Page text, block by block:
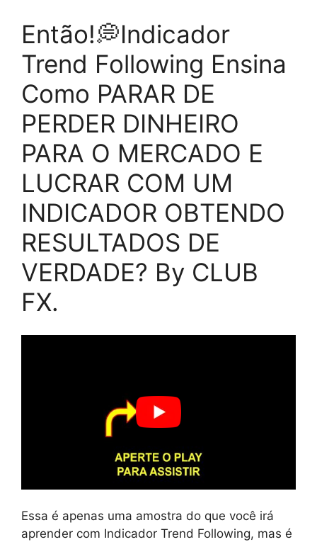
Então!💭Indicador
Trend Following Ensina
Como PARAR DE
PERDER DINHEIRO
PARA O MERCADO E
LUCRAR COM UM
INDICADOR OBTENDO
RESULTADOS DE
VERDADE? By CLUB
FX.
Essa é apenas uma amostra do que você irá
aprender com Indicador Trend Following, mas é